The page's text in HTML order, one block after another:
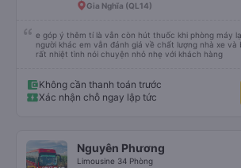
Gia Nghĩa (QL14)
e góp ý thêm tí là vẫn còn hút thuốc khi phòng máy
người khác em vẫn đánh giá về chất lượng nhà xe và bạn nhân viên phục vụ
rất nhiệt tình nói chuyện nhỏ nhẹ với khách hàng
Không cần thanh toán trước
Xác nhận chỗ ngay lập tức
Nguyên Phương
Limousine 34 Phòng